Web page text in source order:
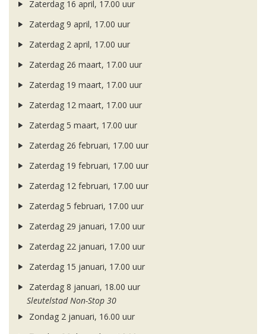
Zaterdag 16 april, 17.00 uur
Zaterdag 9 april, 17.00 uur
Zaterdag 2 april, 17.00 uur
Zaterdag 26 maart, 17.00 uur
Zaterdag 19 maart, 17.00 uur
Zaterdag 12 maart, 17.00 uur
Zaterdag 5 maart, 17.00 uur
Zaterdag 26 februari, 17.00 uur
Zaterdag 19 februari, 17.00 uur
Zaterdag 12 februari, 17.00 uur
Zaterdag 5 februari, 17.00 uur
Zaterdag 29 januari, 17.00 uur
Zaterdag 22 januari, 17.00 uur
Zaterdag 15 januari, 17.00 uur
Zaterdag 8 januari, 18.00 uur
Sleutelstad Non-Stop 30
Zondag 2 januari, 16.00 uur